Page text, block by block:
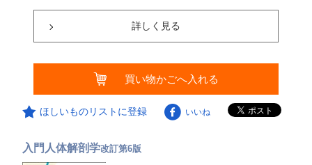
詳しく見る
買い物かごへ入れる
ほしいものリストに登録 いいね
入門人体解剖学改訂第6版